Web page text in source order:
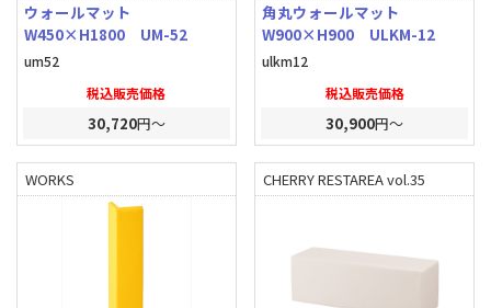
ウォールマット
W450×H1800 UM-52
um52
税込販売価格
30,720円～
角丸ウォールマット
W900×H900 ULKM-12
ulkm12
税込販売価格
30,900円～
WORKS CHERRY RESTAREA vol.35